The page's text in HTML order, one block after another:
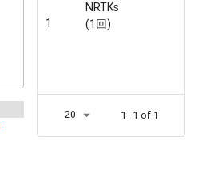
1
NRTKs
(1回)
20 1–1 of 1